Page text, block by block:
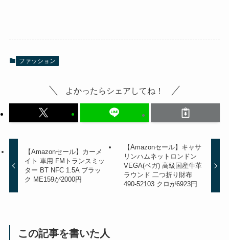
ファッション
よかったらシェアしてね！
【Amazonセール】カーメ
イト 車用 FMトランスミッ
ター BT NFC 1.5A ブラッ
ク ME159が2000円
【Amazonセール】キャサ
リンハムネットロンドン
VEGA(ベガ) 高級国産牛革
ラウンド 二つ折り財布
490-52103 クロが6923円
この記事を書いた人